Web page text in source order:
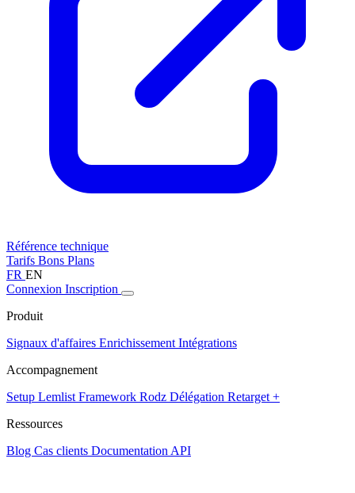
Référence technique
Tarifs Bons Plans
FR EN
Connexion Inscription
Produit
Signaux d'affaires Enrichissement Intégrations
Accompagnement
Setup Lemlist Framework Rodz Délégation Retarget +
Ressources
Blog Cas clients Documentation API